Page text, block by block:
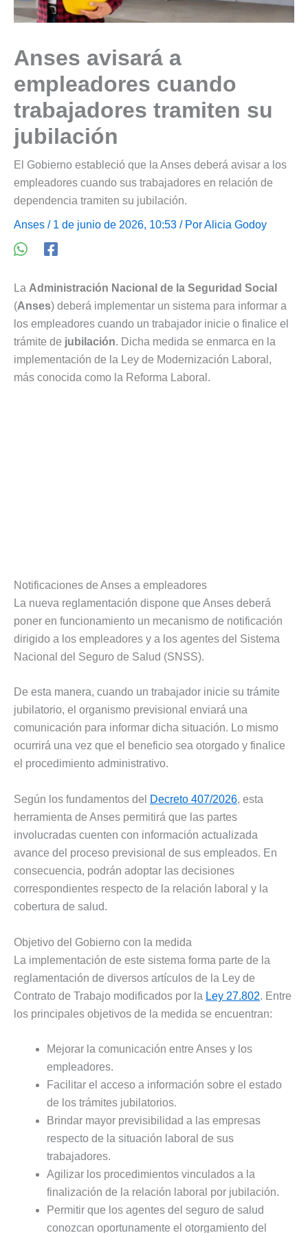
Anses avisará a
empleadores cuando
trabajadores tramiten su
jubilación
El Gobierno estableció que la Anses deberá avisar a los
empleadores cuando sus trabajadores en relación de
dependencia tramiten su jubilación.
Anses / 1 de junio de 2026, 10:53 / PorAlicia Godoy
La Administración Nacional de la Seguridad Social
(Anses) deberá implementar un sistema para informar a
los empleadores cuando un trabajador inicie o finalice el
trámite de jubilación. Dicha medida se enmarca en la
implementación de la Ley de Modernización Laboral,
más conocida como la Reforma Laboral.
Notificaciones de Anses a empleadores
La nueva reglamentación dispone que Anses deberá
poner en funcionamiento un mecanismo de notificación
dirigido a los empleadores y a los agentes del Sistema
Nacional del Seguro de Salud (SNSS).
De esta manera, cuando un trabajador inicie su trámite
jubilatorio, el organismo previsional enviará una
comunicación para informar dicha situación. Lo mismo
ocurrirá una vez que el beneficio sea otorgado y finalice
el procedimiento administrativo.
Según los fundamentos del Decreto 407/2026, esta
herramienta de Anses permitirá que las partes
involucradas cuenten con información actualizada
avance del proceso previsional de sus empleados. En
consecuencia, podrán adoptar las decisiones
correspondientes respecto de la relación laboral y la
cobertura de salud.
Objetivo del Gobierno con la medida
La implementación de este sistema forma parte de la
reglamentación de diversos artículos de la Ley de
Contrato de Trabajo modificados por la Ley 27.802. Entre
los principales objetivos de la medida se encuentran:
Mejorar la comunicación entre Anses y los
empleadores.
Facilitar el acceso a información sobre el estado
de los trámites jubilatorios.
Brindar mayor previsibilidad a las empresas
respecto de la situación laboral de sus
trabajadores.
Agilizar los procedimientos vinculados a la
finalización de la relación laboral por jubilación.
Permitir que los agentes del seguro de salud
conozcan oportunamente el otorgamiento del